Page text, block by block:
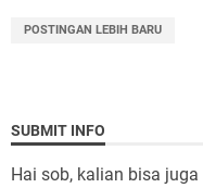
POSTINGAN LEBIH BARU
SUBMIT INFO
Hai sob, kalian bisa